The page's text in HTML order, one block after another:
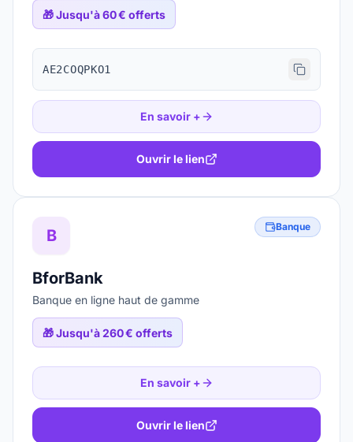
🎁Jusqu'à 60 € offerts
AE2COQPKO1
En savoir +
Ouvrir le lien
B Banque
BforBank
Banque en ligne haut de gamme
🎁Jusqu'à 260 € offerts
En savoir +
Ouvrir le lien